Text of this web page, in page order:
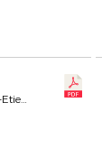
16 - Commission des Jeunes Saint-Etienne